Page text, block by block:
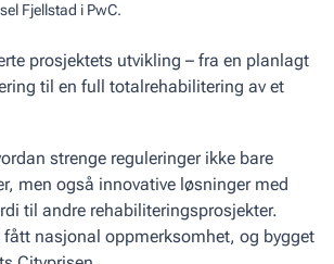
Fjellstad i PwC.
prosjektets utvikling – fra en planlagt
til en full totalrehabilitering av et
strenge reguleringer ikke bare
men også innovative løsninger med
til andre rehabiliteringsprosjekter.
fått nasjonal oppmerksomhet, og bygget